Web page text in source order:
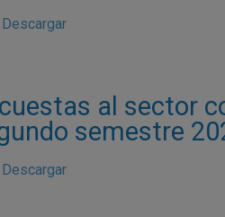
Descargar
al sector
semestre
Descargar